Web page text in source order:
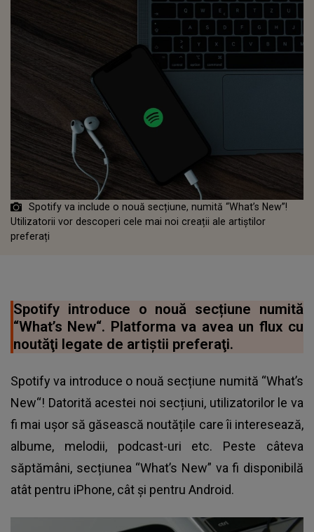
Spotify va include o nouă secțiune, numită “What’s New”!
Utilizatorii vor descoperi cele mai noi creații ale artiștilor
preferați
Spotify introduce o nouă secțiune numită
“What’s New“. Platforma va avea un flux cu
noutăţi legate de artiştii preferaţi.
Spotify va introduce o nouă secțiune numită “What’s
New“! Datorită acestei noi secțiuni, utilizatorilor le va
fi mai ușor să găsească noutățile care îi interesează,
albume, melodii, podcast-uri etc. Peste câteva
săptămâni, secțiunea “What’s New” va fi disponibilă
atât pentru iPhone, cât şi pentru Android.